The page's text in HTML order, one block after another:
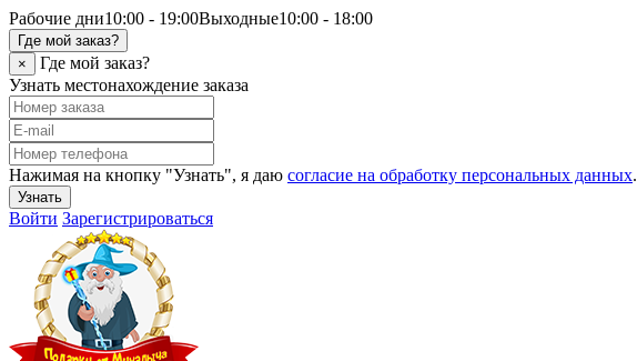
Рабочие дни10:00 - 19:00Выходные10:00 - 18:00
Где мой заказ?
×
Где мой заказ?
Узнать местонахождение заказа
Нажимая на кнопку "Узнать", я даю согласие на обработку персональных данных.
Узнать
Войти Зарегистрироваться